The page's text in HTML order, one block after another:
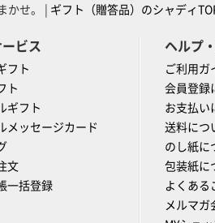
かせ。 | ギフト（贈答品）のシャディ
ビス
フト
ト
ギフト
メッセージカード
文
一括登録
ヘルプ
ご利用ガ
会員登録
お支払い
送料につ
のし紙に
包装紙に
よくある
メルマガ